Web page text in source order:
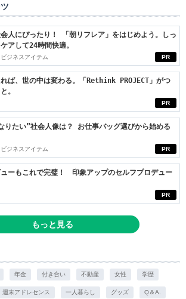
PR
人にぴったり！ 「朝リフレア」をはじめよう。しっ
アして24時間快適。
ジネスアイテム
PR
ば、世の中は変わる。「Rethink PROJECT」がつ
。
PR
りたい”社会人像は？ お仕事バッグ選びから始める
ジネスアイテム
PR
ーもこれで完璧！ 印象アップのセルフプロデュー
もっと見る
年金 付き合い 不動産 女性 学歴
週末アドレセンス 一人暮らし グッズ Q＆A.